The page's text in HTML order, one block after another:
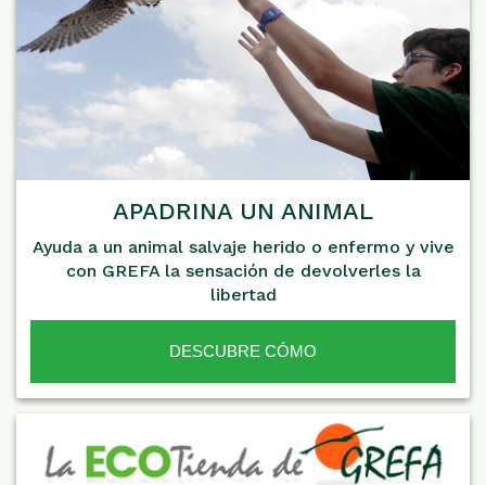
APADRINA UN ANIMAL
Ayuda a un animal salvaje herido o enfermo y vive
con GREFA la sensación de devolverles la
libertad
DESCUBRE CÓMO